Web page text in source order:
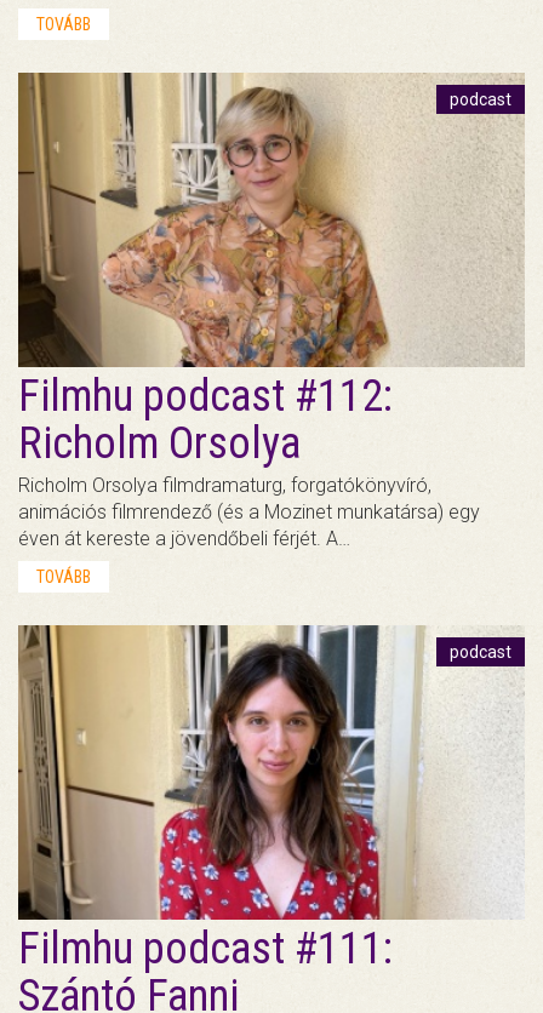
TOVÁBB
podcast
Filmhu podcast #112:
Richolm Orsolya
Richolm Orsolya filmdramaturg, forgatókönyvíró,
animációs filmrendező (és a Mozinet munkatársa) egy
éven át kereste a jövendőbeli férjét. A…
TOVÁBB
podcast
Filmhu podcast #111:
Szántó Fanni